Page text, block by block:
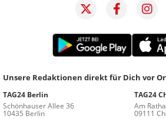
Unsere Redaktionen direkt für Dich vor
TAG24 Berlin
Schönhauser Allee 36
10435 Berlin
TAG24
Am
09111